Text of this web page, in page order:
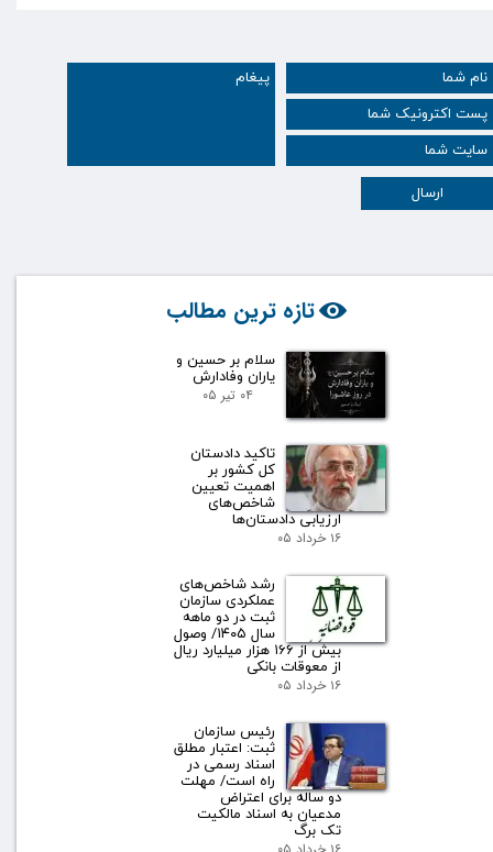
ارسال
تازه ترین مطالب
سلام بر حسین و
یاران وفادارش
۰۴ تیر ۰۵
تاکید دادستان
کل کشور بر
اهمیت تعیین
شاخص‌های
ارزیابی دادستان‌ها
۱۶ خرداد ۰۵
رشد شاخص‌های
عملکردی سازمان
ثبت در دو ماهه
سال ۱۴۰۵/ وصول
بیش از ۱۶۶ هزار میلیارد ریال
از معوقات بانکی
۱۶ خرداد ۰۵
رئیس سازمان
ثبت: اعتبار مطلق
اسناد رسمی در
راه است/ مهلت
دو ساله برای اعتراض
مدعیان به اسناد مالکیت
تک برگ